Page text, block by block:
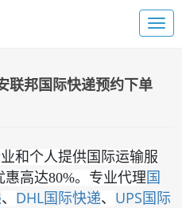
联邦国际快递预约下单
和个人提供国际运输服
惠高达80%。专业代理国
、 DHL国际快递、 UPS国际